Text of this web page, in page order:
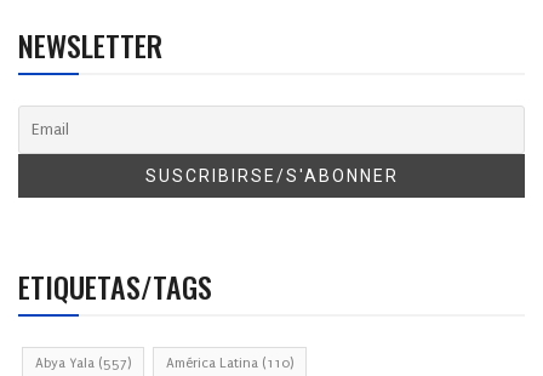
NEWSLETTER
ETIQUETAS/TAGS
Abya Yala (557) América Latina (110)